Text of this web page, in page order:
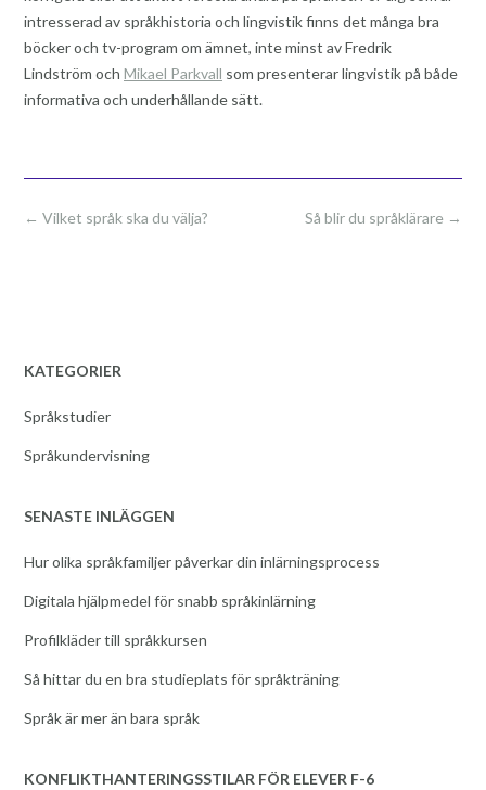
intresserad av språkhistoria och lingvistik finns det många bra
böcker och tv-program om ämnet, inte minst av Fredrik
Lindström och Mikael Parkvall som presenterar lingvistik på både
informativa och underhållande sätt.
Post
Så blir du språklärare →
← Vilket språk ska du välja?
KATEGORIER
Språkstudier
Språkundervisning
SENASTE INLÄGGEN
Hur olika språkfamiljer påverkar din inlärningsprocess
Digitala hjälpmedel för snabb språkinlärning
Profilkläder till språkkursen
Så hittar du en bra studieplats för språkträning
Språk är mer än bara språk
KONFLIKTHANTERINGSSTILAR FÖR ELEVER F-6